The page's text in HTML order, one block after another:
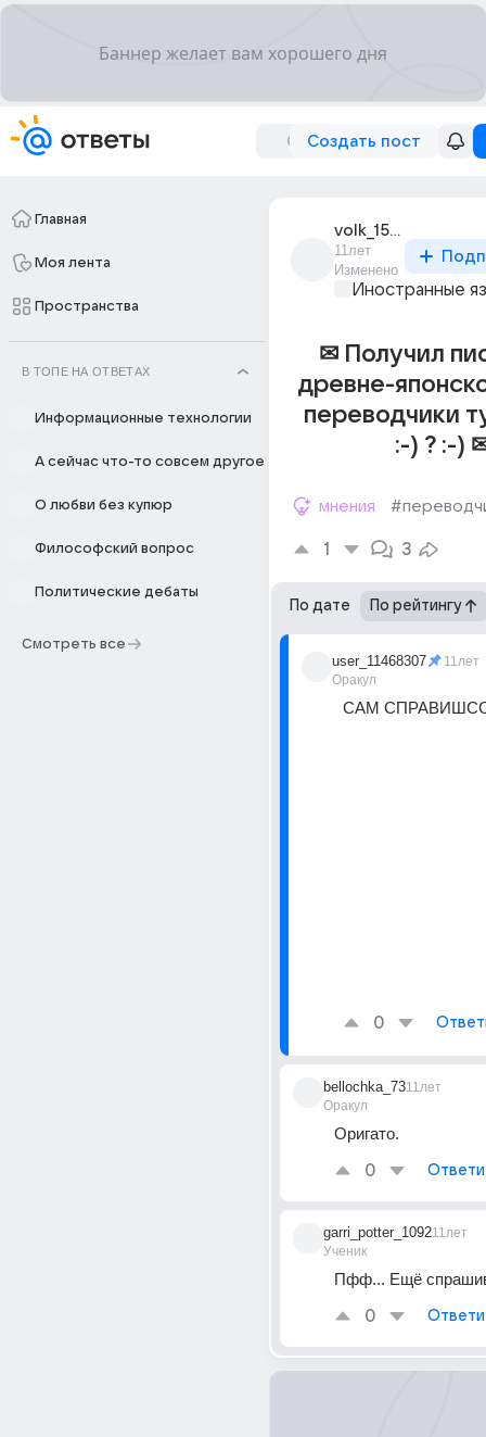
Создать пост
Главная
Моя лента
Пространства
В ТОПЕ НА ОТВЕТАХ
Информационные технологии
А сейчас что-то совсем другое
О любви без купюр
Философский вопрос
Политические дебаты
Смотреть все
volk_1533
11лет
Изменено
Иностранные
✉ Получил
древне-
переводчики
:-) ? :-)
мнения
1 3
По дате По рейтингу
user_11468307
Оракул
11лет
САМ
0
bellochka_73
Оракул
11лет
Оригато.
0
garri_potter_1092
Ученик
11лет
Пфф... Ещё
0